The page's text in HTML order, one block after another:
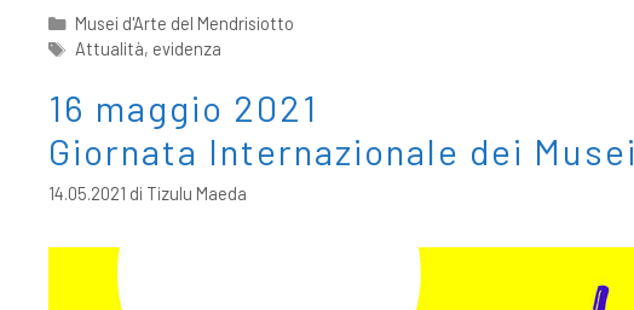
Musei d'Arte del Mendrisiotto
Attualità, evidenza
16 maggio 2021
Giornata Internazionale dei Musei
14.05.2021 di Tizulu Maeda